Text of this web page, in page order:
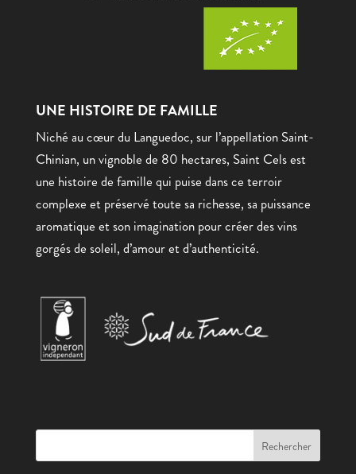
UNE HISTOIRE DE FAMILLE
Niché au cœur du Languedoc, sur l’appellation Saint-
Chinian, un vignoble de 80 hectares, Saint Cels est
une histoire de famille qui puise dans ce terroir
complexe et préservé toute sa richesse, sa puissance
aromatique et son imagination pour créer des vins
gorgés de soleil, d’amour et d’authenticité.